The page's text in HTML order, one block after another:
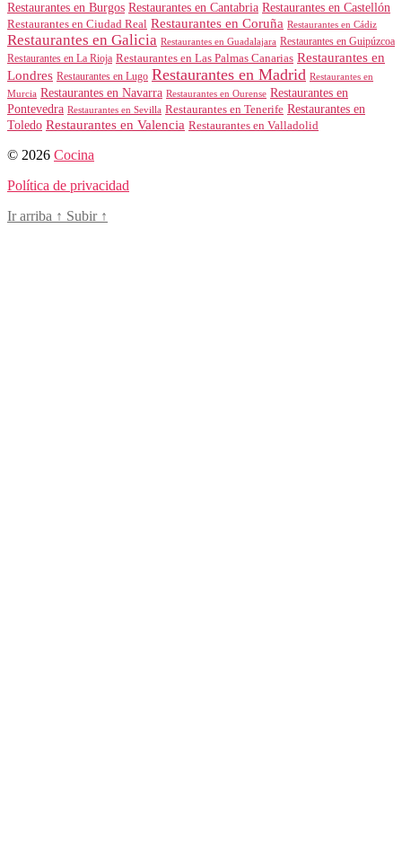
Restaurantes en Burgos Restaurantes en Cantabria Restaurantes en Castellón
Restaurantes en Ciudad Real Restaurantes en Coruña Restaurantes en Cádiz
Restaurantes en Galicia Restaurantes en Guadalajara Restaurantes en Guipúzcoa
Restaurantes en La Rioja Restaurantes en Las Palmas Canarias Restaurantes en
Londres Restaurantes en Lugo Restaurantes en Madrid Restaurantes en
Murcia Restaurantes en Navarra Restaurantes en Ourense Restaurantes en
Pontevedra Restaurantes en Sevilla Restaurantes en Tenerife Restaurantes en
Toledo Restaurantes en Valencia Restaurantes en Valladolid
© 2026 Cocina
Política de privacidad
Ir arriba ↑ Subir ↑